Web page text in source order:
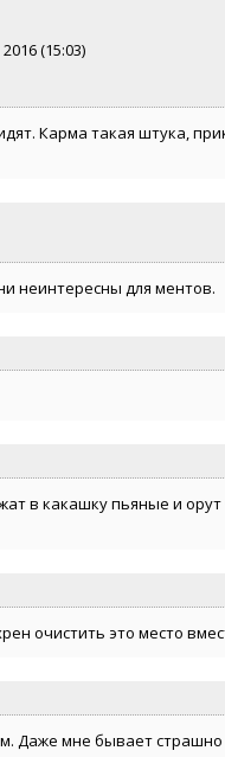
(15:03)
Карма такая штука,
неинтересны для ментов.
в какашку пьяные и
очистить это место
Даже мне бывает